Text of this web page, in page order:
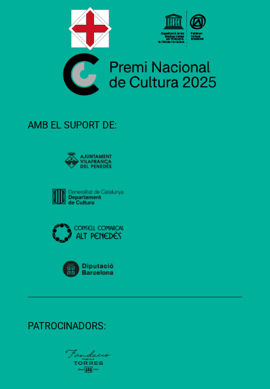
AMB EL SUPORT DE:
PATROCINADORS: